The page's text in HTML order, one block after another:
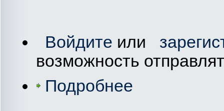
Войдите или
возможность
Подробнее